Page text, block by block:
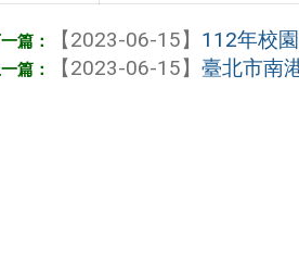
【2023-06-15】 112年校
【2023-06-15】臺北市南